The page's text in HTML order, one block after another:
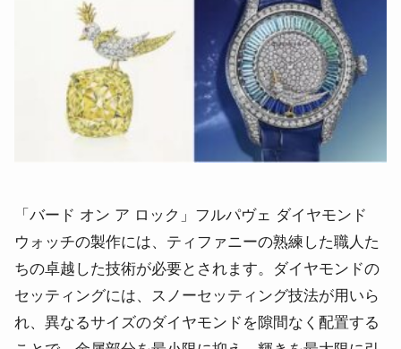
「バード オン ア ロック」フルパヴェ ダイヤモンド
ウォッチの製作には、ティファニーの熟練した職人た
ちの卓越した技術が必要とされます。 ダイヤモンドの
セッティングには、スノーセッティング技法が用いら
れ、異なるサイズのダイヤモンドを隙間なく配置する